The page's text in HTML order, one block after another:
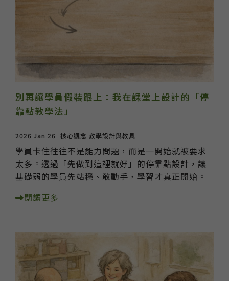
別再讓學員假裝跟上：我在課堂上設計的「停
靠點教學法」
2026 Jan 26 核心觀念 教學設計與教具
學員卡住往往不是能力問題，而是一開始就被要求
太多。透過「先做到這裡就好」的停靠點設計，讓
基礎弱的學員先站穩、敢動手，學習才真正開始。
閱讀更多